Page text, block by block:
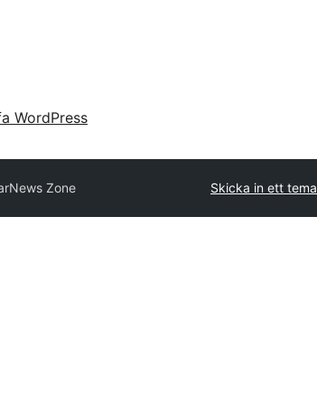
WordPress
News Zone Skicka in ett tema